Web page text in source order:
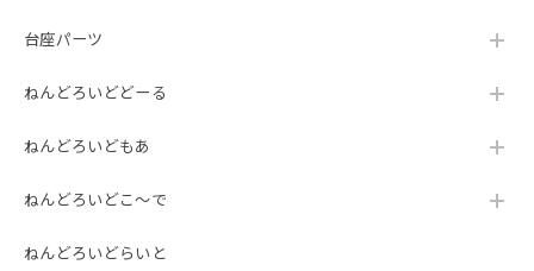
台座パーツ
ねんどろいどどーる
ねんどろいどもあ
ねんどろいどこ～で
ねんどろいどらいと